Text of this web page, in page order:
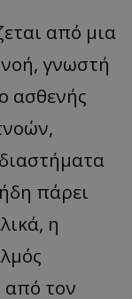
από μια
γνωστή
ασθενής
πάρει
η
από τον